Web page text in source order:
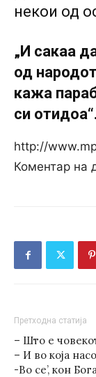
некои од
„И сакаа
од
кажа
си
http://
Коментар на
Претходна статија
– Што е
– И во која
-Во се’, кон